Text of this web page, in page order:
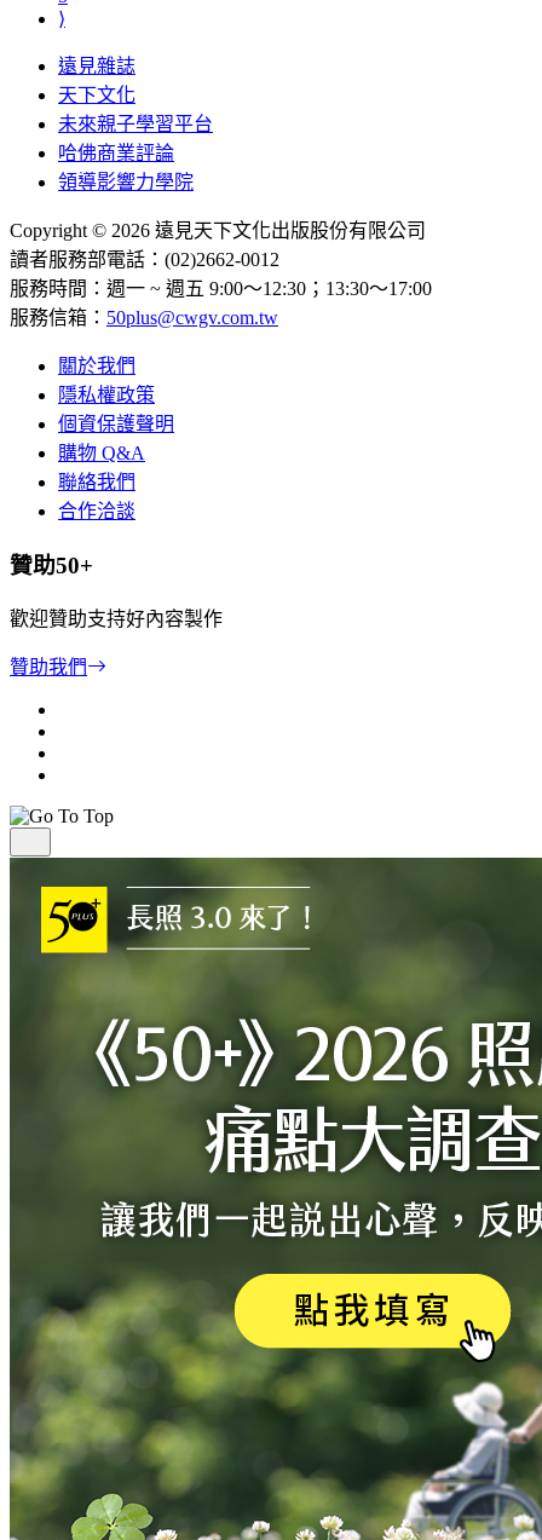
⟩
遠見雜誌
天下文化
未來親子學習平台
哈佛商業評論
領導影響力學院
Copyright © 2026 遠見天下文化出版股份有限公司
讀者服務部電話：(02)2662-0012
服務時間：週一 ~ 週五 9:00～12:30；13:30～17:00
服務信箱： 50plus@cwgv.com.tw
關於我們
隱私權政策
個資保護聲明
購物 Q&A
聯絡我們
合作洽談
贊助50+
歡迎贊助支持好內容製作
贊助我們